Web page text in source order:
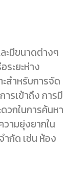
ะมีขนาดต่างๆ
ระยะห่าง
สำหรับการจัด
ารเข้าถึง การมี
วกในการค้นหา
ามยุ่งยากใน
ำกัด เช่น ห้อง